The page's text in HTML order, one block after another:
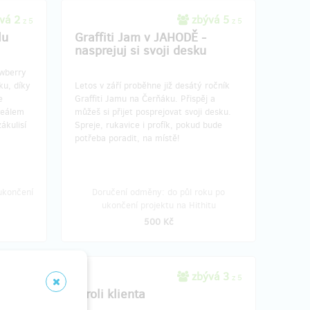
2 z 5
díky
zbývá 5 z 5
Graffiti Jam v JAHODĚ -
nasprejuj si svoji desku
Letos v září proběhne již desátý ročník
Graffiti Jamu na Čerňáku. Přispěj a
můžeš si přijet posprejovat svoji desku.
Spreje, rukavice i profík, pokud bude
potřeba poradit, na místě!
500 Kč
zbývá 3 z 5
V roli klienta